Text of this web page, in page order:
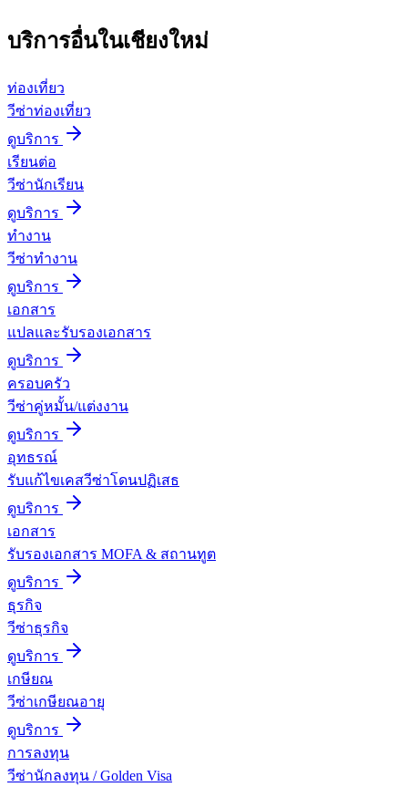
บริการอื่นในเชียงใหม่
ท่องเที่ยว
วีซ่าท่องเที่ยว
ดูบริการ
เรียนต่อ
วีซ่านักเรียน
ดูบริการ
ทำงาน
วีซ่าทำงาน
ดูบริการ
เอกสาร
แปลและรับรองเอกสาร
ดูบริการ
ครอบครัว
วีซ่าคู่หมั้น/แต่งงาน
ดูบริการ
อุทธรณ์
รับแก้ไขเคสวีซ่าโดนปฏิเสธ
ดูบริการ
เอกสาร
รับรองเอกสาร MOFA & สถานทูต
ดูบริการ
ธุรกิจ
วีซ่าธุรกิจ
ดูบริการ
เกษียณ
วีซ่าเกษียณอายุ
ดูบริการ
การลงทุน
วีซ่านักลงทุน / Golden Visa